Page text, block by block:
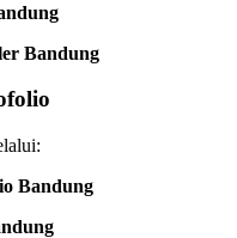
Bandung
Bandung